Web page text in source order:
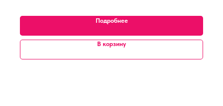
Подробнее
В корзину